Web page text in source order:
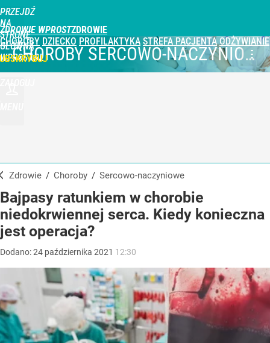
PRZEJDŹ
NA
STRONĘ
GŁÓWNĄ
WPROST.PL
ZDROWIE WPROST
CHOROBY DZIECKO PROFILAKTYKA STREFA PACJENTA ODŻYWIANIE
CHOROBY SERCOWO-NACZYNIOWE
Zdrowie / Choroby / sercowo-naczyniowe
Bajpasy ratunkiem w chorobie
niedokrwiennej serca. Kiedy konieczna
jest operacja?
Dodano:24 października 2021 12:30